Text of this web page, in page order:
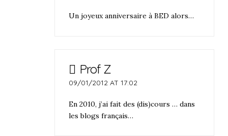
Un joyeux anniversaire à BED alors…
Prof Z
09/01/2012 AT 17:02
En 2010, j’ai fait des (dis)cours … dans
les blogs français…